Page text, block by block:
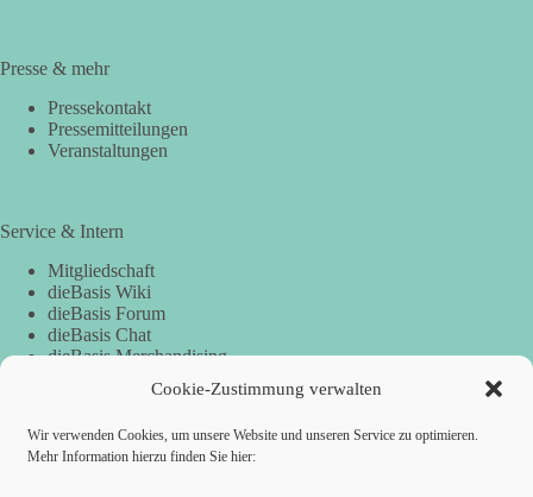
Cookie-Zustimmung verwalten
Wir verwenden Cookies, um unsere Website und unseren Service zu optimieren.
Mehr Information hierzu finden Sie hier:
Presse & mehr
Pressekontakt
Pressemitteilungen
Veranstaltungen
Service & Intern
Mitgliedschaft
dieBasis Wiki
dieBasis Forum
dieBasis Chat
dieBasis Merchandising
Spenden